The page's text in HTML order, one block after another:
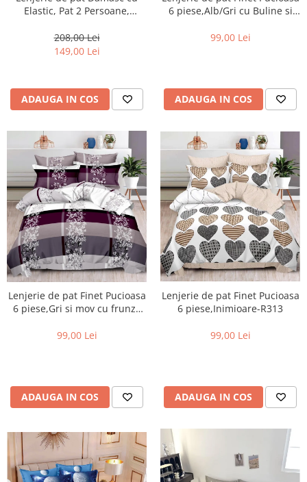
Elastic, Pat 2 Persoane,
208,00 Lei
149,00 Lei
ADAUGA IN COS
6 piese,Alb/Gri cu Buline si
99,00 Lei
ADAUGA IN COS
Lenjerie de pat Finet Pucioasa
6 piese,Gri si mov cu frunze
99,00 Lei
ADAUGA IN COS
Lenjerie de pat Finet Pucioasa
6 piese,Inimioare-R313
99,00 Lei
ADAUGA IN COS